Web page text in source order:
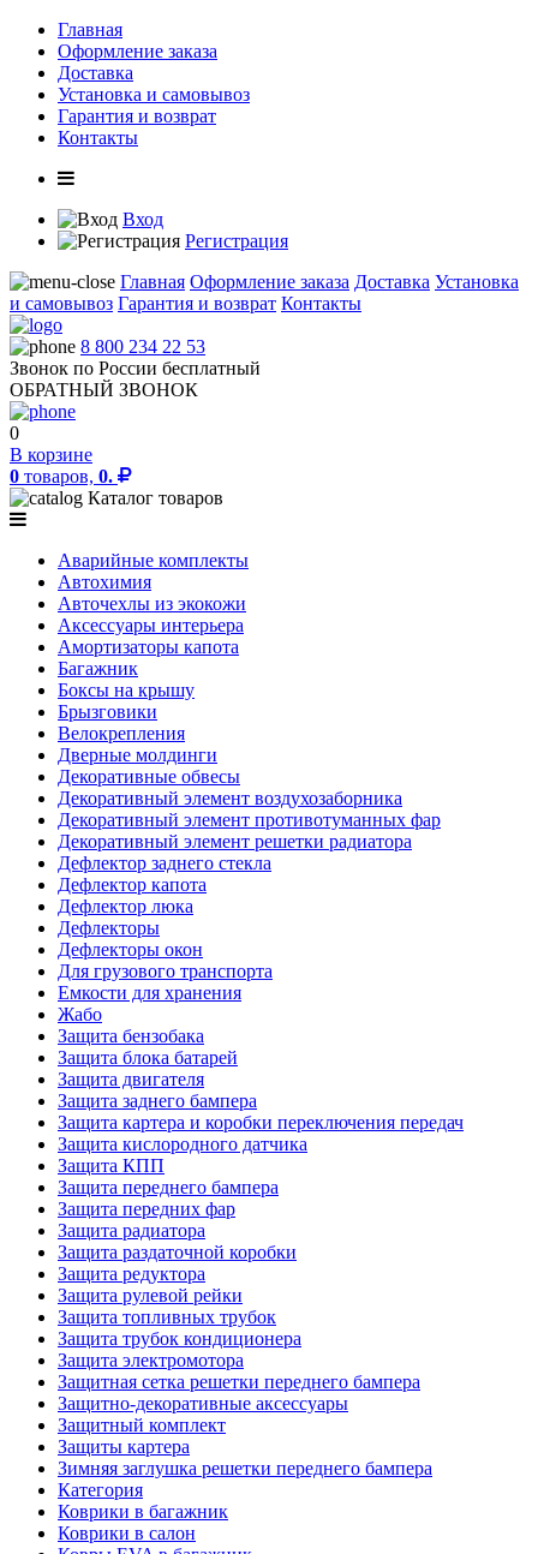
Главная
Оформление заказа
Доставка
Установка и самовывоз
Гарантия и возврат
Контакты
Вход
Регистрация
Главная Оформление заказа Доставка Установка
и самовывоз Гарантия и возврат Контакты
8 800 234 22 53
Звонок по России бесплатный
ОБРАТНЫЙ ЗВОНОК
0
В корзине
0 товаров, 0.
Каталог товаров
Аварийные комплекты
Автохимия
Авточехлы из экокожи
Аксессуары интерьера
Амортизаторы капота
Багажник
Боксы на крышу
Брызговики
Велокрепления
Дверные молдинги
Декоративные обвесы
Декоративный элемент воздухозаборника
Декоративный элемент противотуманных фар
Декоративный элемент решетки радиатора
Дефлектор заднего стекла
Дефлектор капота
Дефлектор люка
Дефлекторы
Дефлекторы окон
Для грузового транспорта
Емкости для хранения
Жабо
Защита бензобака
Защита блока батарей
Защита двигателя
Защита заднего бампера
Защита картера и коробки переключения передач
Защита кислородного датчика
Защита КПП
Защита переднего бампера
Защита передних фар
Защита радиатора
Защита раздаточной коробки
Защита редуктора
Защита рулевой рейки
Защита топливных трубок
Защита трубок кондиционера
Защита электромотора
Защитная сетка решетки переднего бампера
Защитно-декоративные аксессуары
Защитный комплект
Защиты картера
Зимняя заглушка решетки переднего бампера
Категория
Коврики в багажник
Коврики в салон